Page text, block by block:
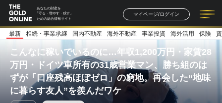
あなたの財産を
「守る・増やす・残す」
ための総合情報サイト
マイページ/ログイン
記事一覧 連載一覧
著者一覧 書籍一覧
最新 相続・事業承継 国内不動産 海外不動産 事業投資 海外活用 保険
こんなに稼いでいるのに…年収1,200万円・家賃28
万円・ドイツ車所有の31歳営業マン、勝ち組のは
ずが「口座残高ほぼゼロ」の窮地。再会した“地味
に暮らす友人”を羨んだワケ